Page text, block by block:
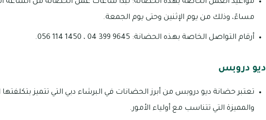
مساءً، وذلك من يوم الإثنين وحتى يوم الجمعة.
أرقام التواصل الخاصة بهذه الحضانة: 9645 399 04 ، 1450 114 056.
ديو دروبس
تعتبر حضانة ديو دروبس من أبرز الحضانات في البرشاء دبي التي تتميز
والمميزة التي تتناسب مع أولياء الأمور.